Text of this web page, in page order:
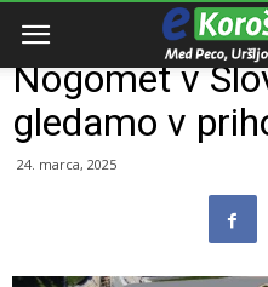
Domov
Nogomet v
gledamo v
24. marca, 2025